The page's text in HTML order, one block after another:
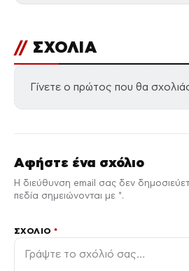
// ΣΧΟΛΙΑ
Γίνετε ο πρώτος που θα
Αφήστε ένα σχόλιο
Η διεύθυνση email σας δεν
πεδία σημειώνονται με *.
ΣΧΌΛΙΟ*